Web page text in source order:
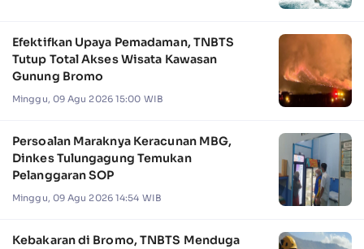
Efektifkan Upaya Pemadaman, TNBTS
Tutup Total Akses Wisata Kawasan
Gunung Bromo
Minggu, 09 Agu 2026 15:00 WIB
Persoalan Maraknya Keracunan MBG,
Dinkes Tulungagung Temukan
Pelanggaran SOP
Minggu, 09 Agu 2026 14:54 WIB
Kebakaran di Bromo, TNBTS Menduga